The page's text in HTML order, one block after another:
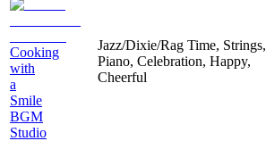
Cooking
with
a
Smile
BGM
Studio
Jazz/Dixie/Rag Time, Strings,
Piano, Celebration, Happy,
Cheerful